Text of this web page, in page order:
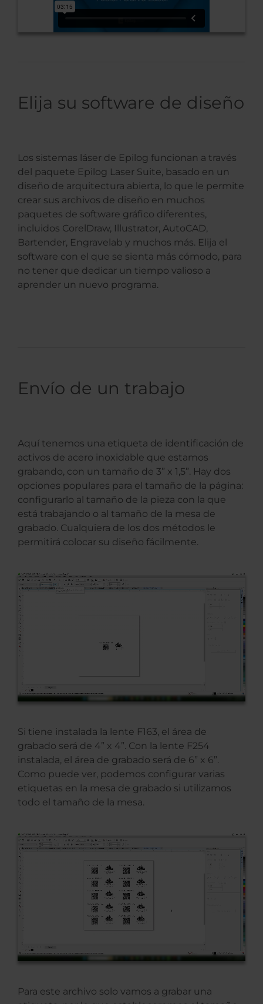
Elija su software de diseño
Los sistemas láser de Epilog funcionan a través
del paquete Epilog Laser Suite, basado en un
diseño de arquitectura abierta, lo que le permite
crear sus archivos de diseño en muchos
paquetes de software gráfico diferentes,
incluidos CorelDraw, Illustrator, AutoCAD,
Bartender, Engravelab y muchos más. Elija el
software con el que se sienta más cómodo, para
no tener que dedicar un tiempo valioso a
aprender un nuevo programa.
Envío de un trabajo
Aquí tenemos una etiqueta de identificación de
activos de acero inoxidable que estamos
grabando, con un tamaño de 3” x 1,5”. Hay dos
opciones populares para el tamaño de la página:
configurarlo al tamaño de la pieza con la que
está trabajando o al tamaño de la mesa de
grabado. Cualquiera de los dos métodos le
permitirá colocar su diseño fácilmente.
Si tiene instalada la lente F163, el área de
grabado será de 4” x 4”. Con la lente F254
instalada, el área de grabado será de 6” x 6”.
Como puede ver, podemos configurar varias
etiquetas en la mesa de grabado si utilizamos
todo el tamaño de la mesa.
Para este archivo solo vamos a grabar una